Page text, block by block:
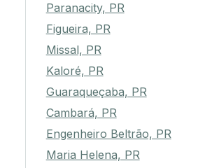
Paranacity, PR
Figueira, PR
Missal, PR
Kaloré, PR
Guaraqueçaba, PR
Cambará, PR
Engenheiro Beltrão, PR
Maria Helena, PR